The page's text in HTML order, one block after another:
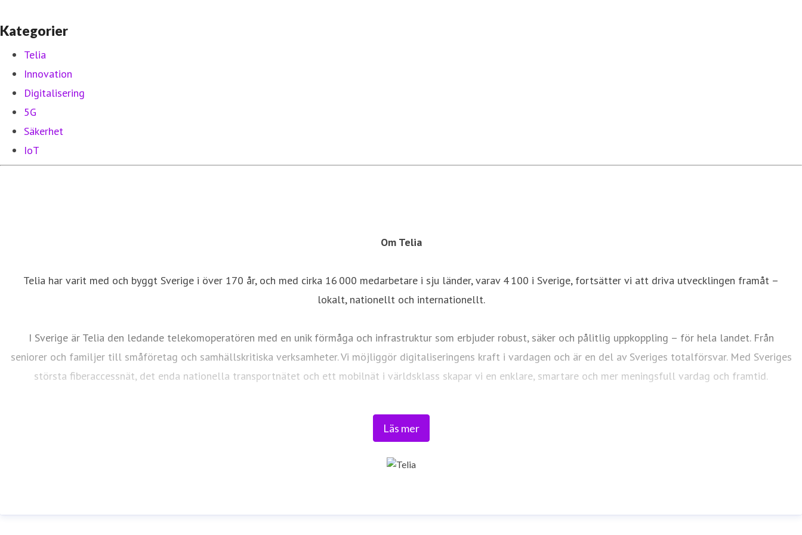
Kategorier
Telia
Innovation
Digitalisering
5G
Säkerhet
IoT
Om Telia
Telia har varit med och byggt Sverige i över 170 år, och med cirka 16 000 medarbetare i sju länder, varav 4 100 i Sverige, fortsätter vi att driva utvecklingen framåt –
lokalt, nationellt och internationellt.
I Sverige är Telia den ledande telekomoperatören med en unik förmåga och infrastruktur som erbjuder robust, säker och pålitlig uppkoppling – för hela landet. Från
seniorer och familjer till småföretag och samhällskritiska verksamheter. Vi möjliggör digitaliseringens kraft i vardagen och är en del av Sveriges totalförsvar. Med Sveriges
största fiberaccessnät, det enda nationella transportnätet och ett mobilnät i världsklass skapar vi en enklare, smartare och mer meningsfull vardag och framtid.
Tryggt, hållbart och säkert. Det är Telia.
Läs mer